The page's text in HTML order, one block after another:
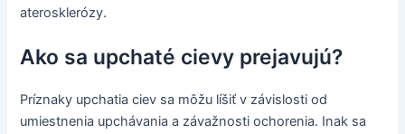
aterosklerózy.
Ako sa upchaté cievy prejavujú?
Príznaky upchatia ciev sa môžu líšiť v závislosti od
umiestnenia upchávania a závažnosti ochorenia. Inak sa